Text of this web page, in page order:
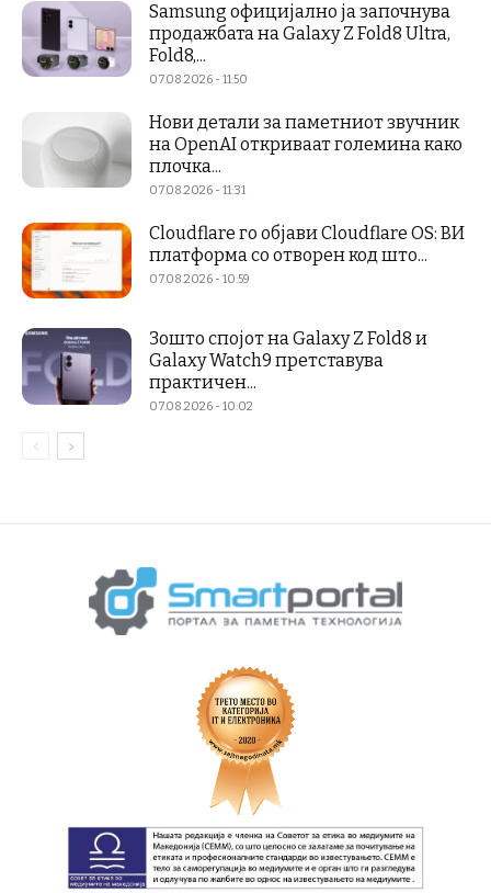
Samsung официјално ја започнува
продажбата на Galaxy Z Fold8 Ultra,
Fold8,...
07.08.2026 - 11:50
Нови детали за паметниот звучник
на OpenAI откриваат големина како
плочка...
07.08.2026 - 11:31
Cloudflare го објави Cloudflare OS: ВИ
платформа со отворен код што...
07.08.2026 - 10:59
Зошто спојот на Galaxy Z Fold8 и
Galaxy Watch9 претставува
практичен...
07.08.2026 - 10:02